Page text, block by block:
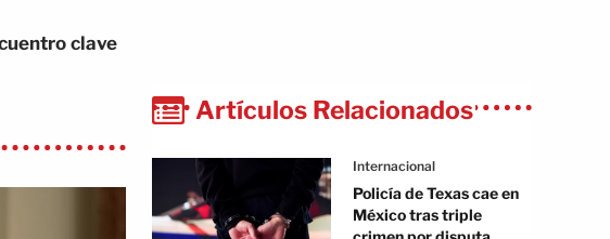
clave
Artículos Relacionados
Internacional
Policía de Texas cae en
México tras triple